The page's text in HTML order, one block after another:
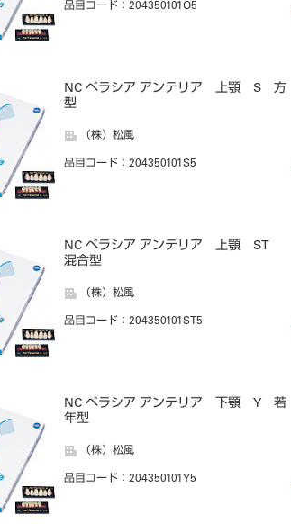
品目コード ：204350101O5
NC ベラシア アンテリア 上顎 S 方
型
（株）松風
品目コード ：204350101S5
NC ベラシア アンテリア 上顎 ST
混合型
（株）松風
品目コード ：204350101ST5
NC ベラシア アンテリア 下顎 Y 若
年型
（株）松風
品目コード ：204350101Y5